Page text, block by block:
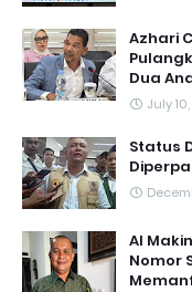
Azhari
Dua
July
Status
AI
Nomor